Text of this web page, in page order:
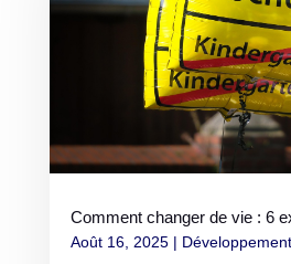
Comment changer de vie : 6
Août 16, 2025|